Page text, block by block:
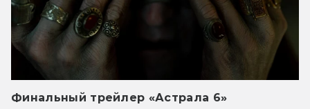
Финальный трейлер «Астрала 6»